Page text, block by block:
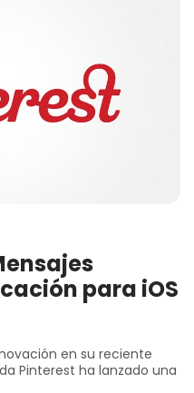
para iOS
en su reciente
Pinterest ha lanzado una